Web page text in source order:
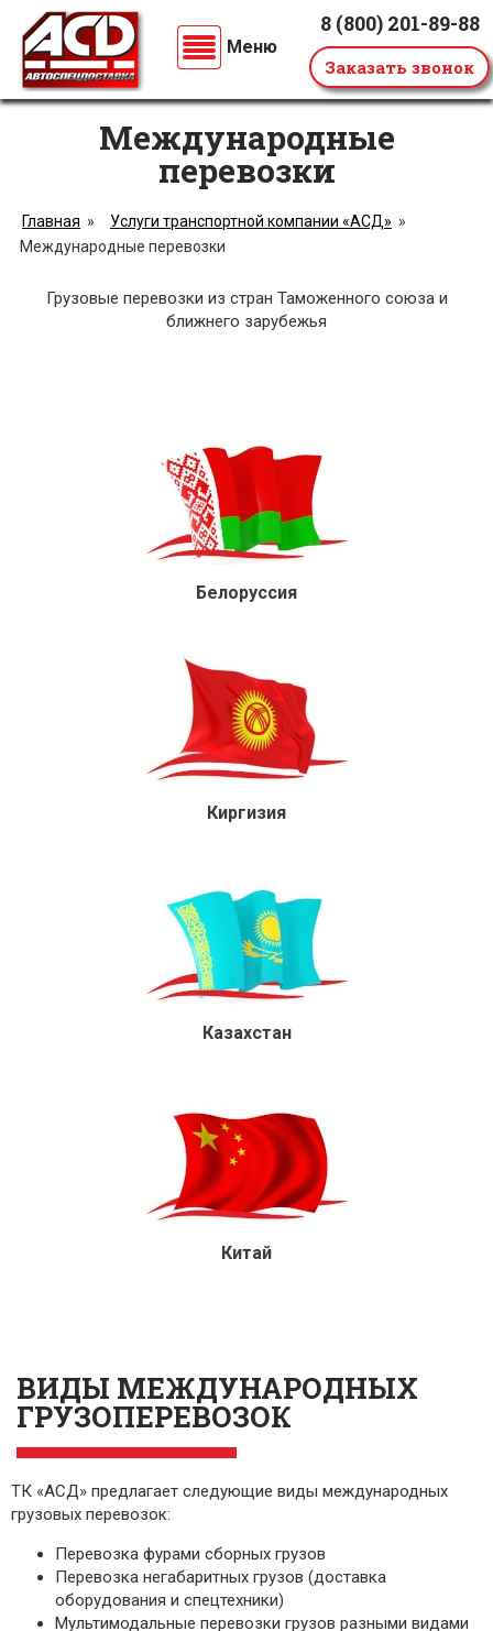
Негабаритные перевозки
Международные перевозки
Перевозки по РФ
Проекты
Меню
8 (800)201-89-88
Заказать звонок
Международные
перевозки
Главная » Услуги транспортной компании «АСД» »
Международные перевозки
Грузовые перевозки из стран Таможенного союза и
ближнего зарубежья
Белоруссия
Киргизия
Казахстан
Китай
ВИДЫ МЕЖДУНАРОДНЫХ
ГРУЗОПЕРЕВОЗОК
ТК «АСД» предлагает следующие виды международных
грузовых перевозок:
Перевозка фурами сборных грузов
Перевозка негабаритных грузов (доставка
оборудования и спецтехники)
Мультимодальные перевозки грузов разными видами